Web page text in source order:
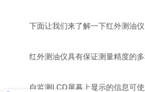
下面让我们来了解一下红外测油仪
红外测油仪具有保证测量精度的多
自监测LCD屏幕上显示的信息可使